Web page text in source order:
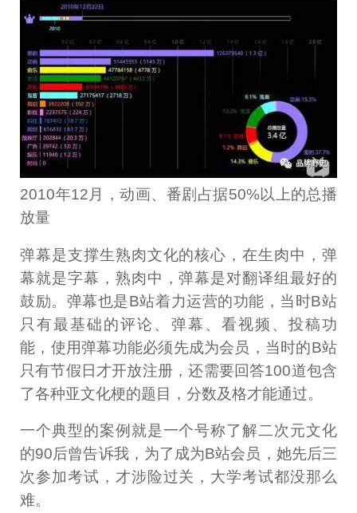
2010年12月，动画、番剧占据50%以上的总播
放量
弹幕是支撑生熟肉文化的核心，在生肉中，弹
幕就是字幕，熟肉中，弹幕是对翻译组最好的
鼓励。弹幕也是B站着力运营的功能，当时B站
只有最基础的评论、弹幕、看视频、投稿功
能，使用弹幕功能必须先成为会员，当时的B站
只有节假日才开放注册，还需要回答100道包含
了各种亚文化梗的题目，分数及格才能通过。
一个典型的案例就是一个号称了解二次元文化
的90后曾告诉我，为了成为B站会员，她先后三
次参加考试，才涉险过关，大学考试都没那么
难。